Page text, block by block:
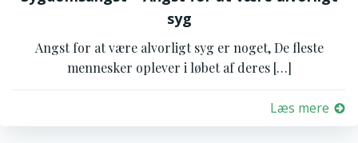
syg
Angst for at være alvorligt syg er noget, De fleste
mennesker oplever i løbet af deres […]
Læs mere